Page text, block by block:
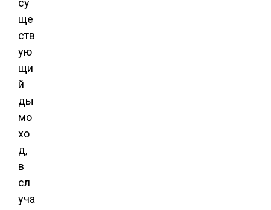
су
ще
ств
ую
щи
й
ды
мо
хо
д,
в
сл
уча